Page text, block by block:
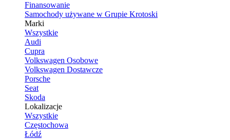
Finansowanie
Samochody używane w Grupie Krotoski
Marki
Wszystkie
Audi
Cupra
Volkswagen Osobowe
Volkswagen Dostawcze
Porsche
Seat
Skoda
Lokalizacje
Wszystkie
Częstochowa
Łódź